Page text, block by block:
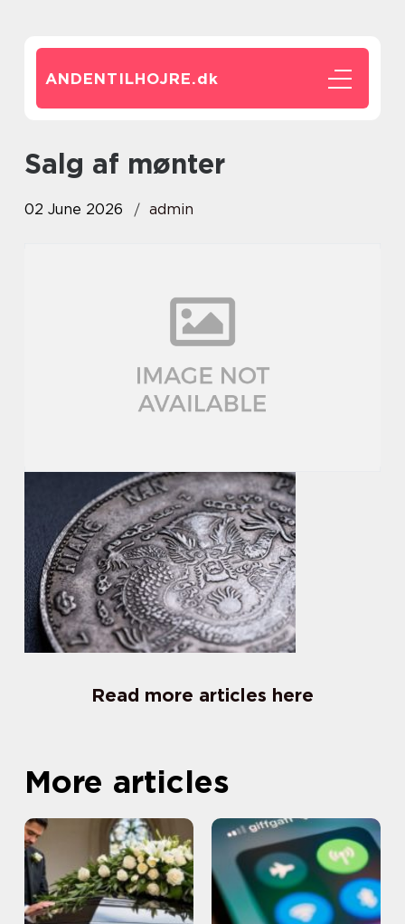
ANDENTILHOJRE.dk
Salg af mønter
02 June 2026 admin
Read more articles here
More articles